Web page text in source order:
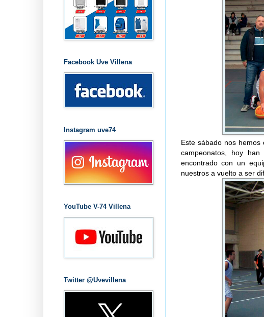
Este sábado nos
campeonatos, hoy
encontrado con un
nuestros a vuelto a ser
Facebook Uve Villena
Instagram uve74
YouTube V-74 Villena
Twitter @Uvevillena